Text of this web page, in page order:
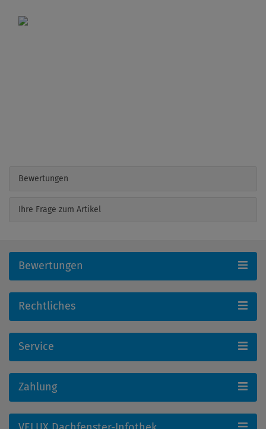
Bewertungen
Ihre Frage zum Artikel
Bewertungen
Rechtliches
Service
Zahlung